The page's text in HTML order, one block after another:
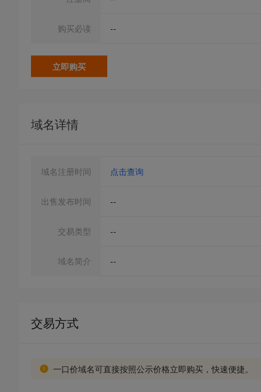
购买必读 --
立即购买
域名详情
域名注册时间 点击查询
出售发布时间 --
交易类型 --
域名简介 --
交易方式
一口价域名可直接按照公示价格立即购买，快速便捷。